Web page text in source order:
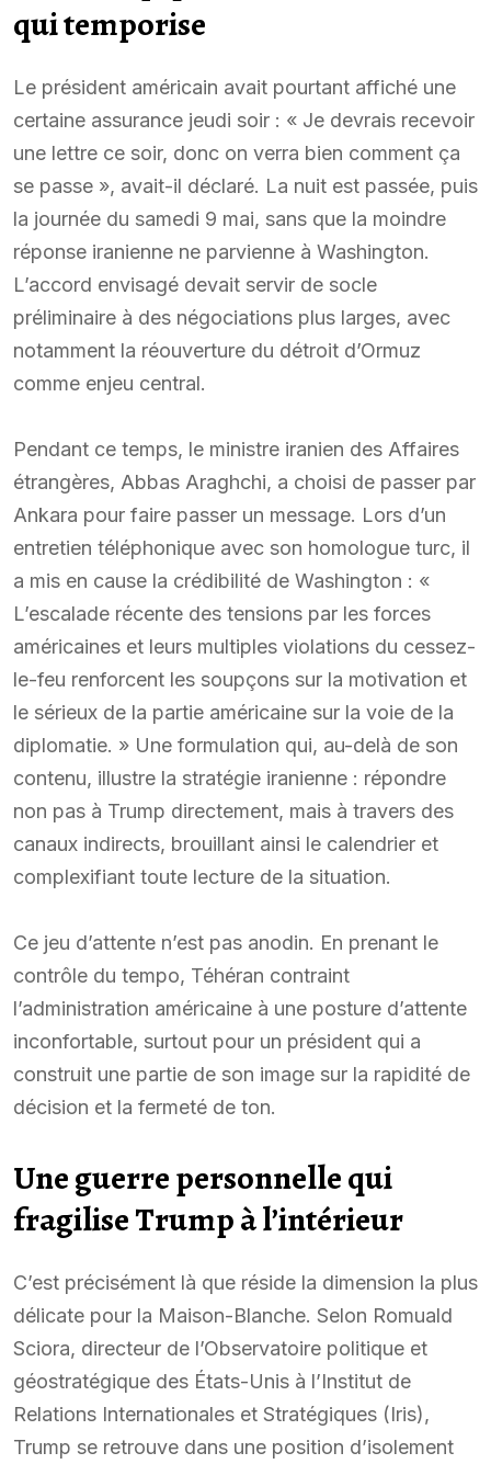
qui temporise
Le président américain avait pourtant affiché une
certaine assurance jeudi soir : « Je devrais recevoir
une lettre ce soir, donc on verra bien comment ça
se passe », avait-il déclaré. La nuit est passée, puis
la journée du samedi 9 mai, sans que la moindre
réponse iranienne ne parvienne à Washington.
L’accord envisagé devait servir de socle
préliminaire à des négociations plus larges, avec
notamment la réouverture du détroit d’Ormuz
comme enjeu central.
Pendant ce temps, le ministre iranien des Affaires
étrangères, Abbas Araghchi, a choisi de passer par
Ankara pour faire passer un message. Lors d’un
entretien téléphonique avec son homologue turc, il
a mis en cause la crédibilité de Washington : «
L’escalade récente des tensions par les forces
américaines et leurs multiples violations du cessez-
le-feu renforcent les soupçons sur la motivation et
le sérieux de la partie américaine sur la voie de la
diplomatie. » Une formulation qui, au-delà de son
contenu, illustre la stratégie iranienne : répondre
non pas à Trump directement, mais à travers des
canaux indirects, brouillant ainsi le calendrier et
complexifiant toute lecture de la situation.
Ce jeu d’attente n’est pas anodin. En prenant le
contrôle du tempo, Téhéran contraint
l’administration américaine à une posture d’attente
inconfortable, surtout pour un président qui a
construit une partie de son image sur la rapidité de
décision et la fermeté de ton.
Une guerre personnelle qui
fragilise Trump à l’intérieur
C’est précisément là que réside la dimension la plus
délicate pour la Maison-Blanche. Selon Romuald
Sciora, directeur de l’Observatoire politique et
géostratégique des États-Unis à l’Institut de
Relations Internationales et Stratégiques (Iris),
Trump se retrouve dans une position d’isolement